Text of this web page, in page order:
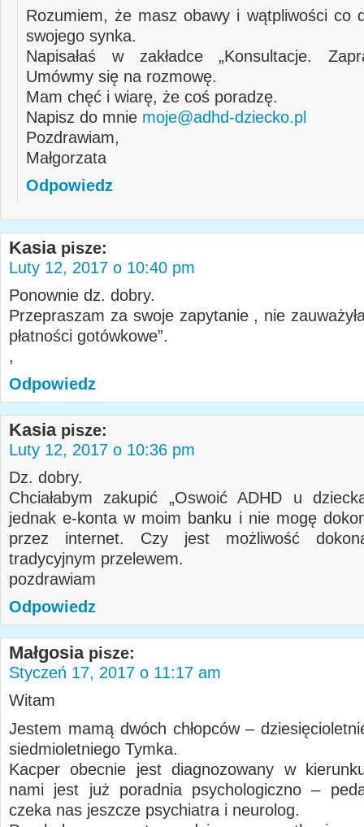
Rozumiem, że masz obawy i wątpliwości co
swojego synka.
Napisałaś w zakładce „Konsultacje.
Umówmy się na rozmowę.
Mam chęć i wiarę, że coś poradzę.
Napisz do mnie moje@adhd-dziecko.pl
Pozdrawiam,
Małgorzata
Odpowiedz
Kasia pisze:
Luty 12, 2017 o 10:40 pm
Ponownie dz. dobry.
Przepraszam za swoje zapytanie , nie
płatności gotówkowe”.
,
Odpowiedz
Kasia pisze:
Luty 12, 2017 o 10:36 pm
Dz. dobry.
Chciałabym zakupić „Oswoić ADHD u
jednak e-konta w moim banku i nie mogę
przez internet. Czy jest możliwość
tradycyjnym przelewem.
pozdrawiam
Odpowiedz
Małgosia pisze:
Styczeń 17, 2017 o 11:17 am
Witam
Jestem mamą dwóch chłopców –
siedmioletniego Tymka.
Kacper obecnie jest diagnozowany w
nami jest już poradnia psychologiczno –
czeka nas jeszcze psychiatra i neurolog.